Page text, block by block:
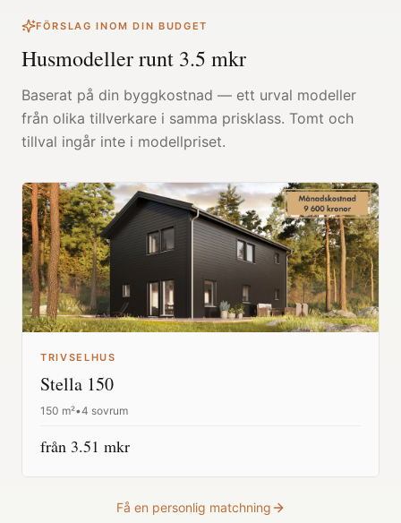
FÖRSLAG INOM DIN BUDGET
Husmodeller runt 3.5 mkr
Baserat på din byggkostnad — ett urval modeller
från olika tillverkare i samma prisklass. Tomt och
tillval ingår inte i modellpriset.
TRIVSELHUS
Stella 150
150 m²•4 sovrum
från 3.51 mkr
Få en personlig matchning